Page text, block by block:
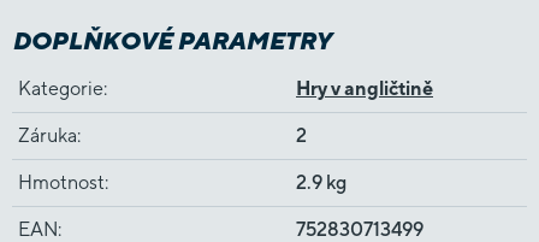
DOPLŇKOVÉ PARAMETRY
Kategorie: Hry v angličtině
Záruka: 2
Hmotnost: 2.9 kg
EAN: 752830713499